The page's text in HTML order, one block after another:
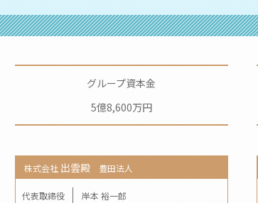
グループ資本金
5億8,600万円
株式会社 出雲殿豊田法人
代表取締役
岸本 裕一郎